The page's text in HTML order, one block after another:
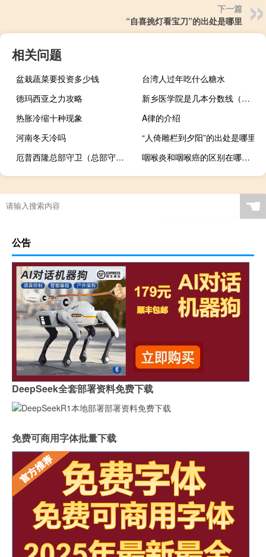
下一篇
“自喜挑灯看宝刀”的出处是哪里
相关问题
盆栽蔬菜要投资多少钱
台湾人过年吃什么糖水
德玛西亚之力攻略
新乡医学院是几本分数线（新乡医学院是几本）
热胀冷缩十种现象
A律的介绍
河南冬天冷吗
“人倚雕栏到夕阳”的出处是哪里
厄普西隆总部守卫（总部守卫）
咽喉炎和咽喉癌的区别在哪里（咽喉炎和咽喉癌的区别）
☚
公告
DeepSeek全套部署资料免费下载
免费可商用字体批量下载